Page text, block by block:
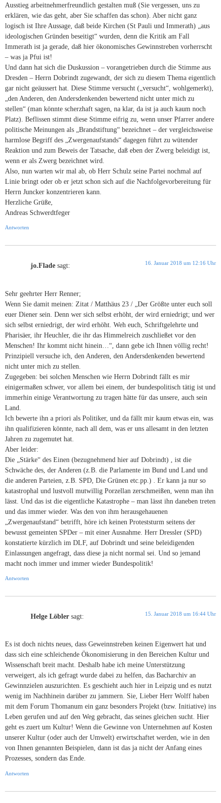
Ausstieg arbeitnehmerfreundlich gestalten muß (Sie vergessen, uns zu
erklären, wie das geht, aber Sie schaffen das schon). Aber nicht ganz
logisch ist Ihre Aussage, daß beide Kirchen (St Pauli und Immerath) „aus
ideologischen Gründen beseitigt“ wurden, denn die Kritik am Fall
Immerath ist ja gerade, daß hier ökonomisches Gewinnstreben vorherrscht
– was ja Pfui ist!
Und dann hat sich die Duskussion – vorangetrieben durch die Stimme aus
Dresden – Herrn Dobrindt zugewandt, der sich zu diesem Thema eigentlich
gar nicht geäussert hat. Diese Stimme versucht („versucht“, wohlgemerkt),
„den Anderen, den Andersdenkenden bewertend nicht unter mich zu
stellen“ (man könnte scherzhaft sagen, na klar, da ist ja auch kaum noch
Platz). Beflissen stimmt diese Stimme eifrig zu, wenn unser Pfarrer andere
politische Meinungen als „Brandstiftung“ bezeichnet – der vergleichsweise
harmlose Begriff des „Zwergenaufstands“ dagegen führt zu wütender
Reaktion und zum Beweis der Tatsache, daß eben der Zwerg beleidigt ist,
wenn er als Zwerg bezeichnet wird.
Also, nun warten wir mal ab, ob Herr Schulz seine Partei nochmal auf
Linie bringt oder ob er jetzt schon sich auf die Nachfolgevorbereitung für
Herrn Juncker konzentrieren kann.
Herzliche Grüße,
Andreas Schwerdtfeger
Antworten
jo.Flade sagt: 16. Januar 2018 um 12:16 Uhr
Sehr geehrter Herr Renner;
Wenn Sie damit meinen: Zitat / Matthäus 23 / „Der Größte unter euch soll
euer Diener sein. Denn wer sich selbst erhöht, der wird erniedrigt; und wer
sich selbst erniedrigt, der wird erhöht. Weh euch, Schriftgelehrte und
Pharisäer, ihr Heuchler, die ihr das Himmelreich zuschließet vor den
Menschen! Ihr kommt nicht hinein…“, dann gebe ich Ihnen völlig recht!
Prinzipiell versuche ich, den Anderen, den Andersdenkenden bewertend
nicht unter mich zu stellen.
Zugegeben: bei solchen Menschen wie Herrn Dobrindt fällt es mir
einigermaßen schwer, vor allem bei einem, der bundespolitisch tätig ist und
immerhin einige Verantwortung zu tragen hätte für das unsere, auch sein
Land.
Ich bewerte ihn a priori als Politiker, und da fällt mir kaum etwas ein, was
ihn qualifizieren könnte, nach all dem, was er uns allesamt in den letzten
Jahren zu zugemutet hat.
Aber leider:
Die „Stärke“ des Einen (bezugnehmend hier auf Dobrindt) , ist die
Schwäche des, der Anderen (z.B. die Parlamente im Bund und Land und
die anderen Parteien, z.B. SPD, Die Grünen etc.pp.) . Er kann ja nur so
katastrophal und lustvoll mutwillig Porzellan zerschmeißen, wenn man ihn
lässt. Und das ist die eigentliche Katastrophe – man lässt ihn daneben treten
und das immer wieder. Was den von ihm herausgehauenen
„Zwergenaufstand“ betrifft, höre ich keinen Proteststurm seitens der
bewusst gemeinten SPDer – mit einer Ausnahme. Herr Dressler (SPD)
konstatierte kürzlich im DLF, auf Dobrindt und seine beleidigenden
Einlassungen angefragt, dass diese ja nicht normal sei. Und so jemand
macht noch immer und immer wieder Bundespolitik!
Antworten
Helge Löbler sagt: 15. Januar 2018 um 16:44 Uhr
Es ist doch nichts neues, dass Geweinnstreben keinen Eigenwert hat und
dass sich eine schleichende Ökonomisierung in den Bereichen Kultur und
Wissenschaft breit macht. Deshalb habe ich meine Unterstützung
verweigert, als ich gefragt wurde dabei zu helfen, das Bacharchiv an
Gewinnzielen auszurichten. Es geschieht auch hier in Leipzig und es nutzt
wenig im Nachhinein darüber zu jammern. Sie, Lieber Herr Wolff haben
mit dem Forum Thomanum ein ganz besonders Projekt (bzw. Initiative) ins
Leben gerufen und auf den Weg gebracht, das seines gleichen sucht. Hier
geht es zuert um Kultur! Wenn die Gewinne von Unternehmen auf Kosten
unserer Kultur (oder auch der Umwelt) erwirtschaftet werden, wie in den
von Ihnen genannten Beispielen, dann ist das ja nicht der Anfang eines
Prozesses, sondern das Ende.
Antworten